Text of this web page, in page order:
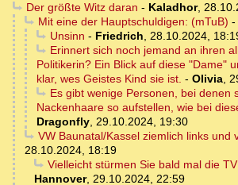
Der größte Witz daran - Kaladhor,
Mit eine der Hauptschuldigen: (mTuB) -
Unsinn - Friedrich, 28.10.2024,
Erinnert sich noch jemand an ihren
Politikerin? Ein Blick auf diese "Dame"
klar, wes Geistes Kind sie ist. - Olivia,
Es gibt wenige Personen, bei denen
Nackenhaare so aufstellen, wie bei
Dragonfly, 29.10.2024, 19:30
VW Baunatal/Kassel ziemlich links und
28.10.2024, 18:19
Vielleicht stürmen Sie bald mal die
Hannover, 29.10.2024, 22:59